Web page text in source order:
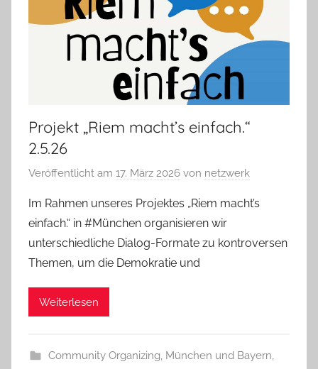
Projekt „Riem macht’s einfach.“
2.5.26
Veröffentlicht am 17. März 2026 von netzwerk
Im Rahmen unseres Projektes „Riem macht’s
einfach.“ in #München organisieren wir
unterschiedliche Dialog-Formate zu kontroversen
Themen, um die Demokratie und
Weiterlesen
Community Organizing, München und Bayern,